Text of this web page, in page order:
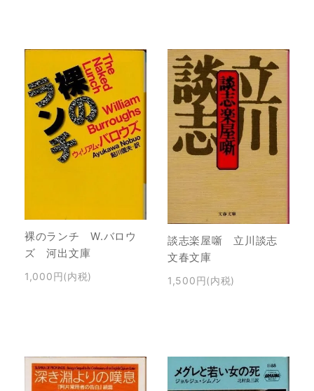
裸のランチ W.バロウ
ズ 河出文庫
1,000円(内税)
談志楽屋噺 立川談志
文春文庫
1,500円(内税)